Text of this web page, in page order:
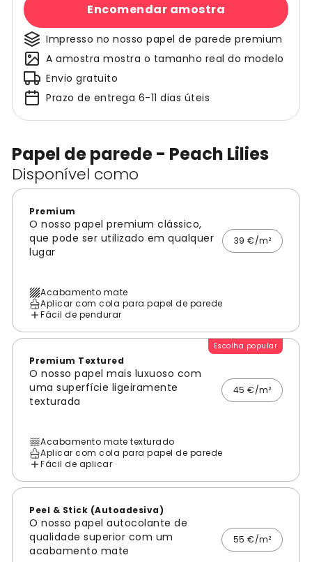
Papel de parede - Peach Lilies
Disponível como
Premium
O nosso papel premium clássico,
que pode ser utilizado em qualquer
lugar
39 €/m²
Acabamento mate
Aplicar com cola para papel de parede
Fácil de pendurar
Escolha popular
Premium Textured
O nosso papel mais luxuoso com
uma superfície ligeiramente
texturada
45 €/m²
Acabamento mate texturado
Aplicar com cola para papel de parede
Fácil de aplicar
Peel & Stick (Autoadesiva)
O nosso papel autocolante de
qualidade superior com um
acabamento mate
55 €/m²
Encomendar amostra
Impresso no nosso papel de parede premium
A amostra mostra o tamanho real do modelo
Envio gratuito
Prazo de entrega 6-11 dias úteis